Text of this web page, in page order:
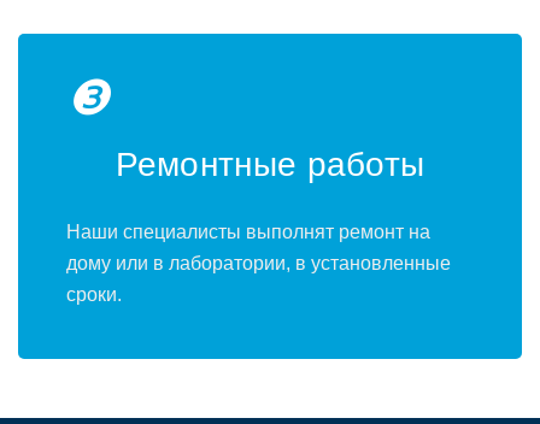
❸
Ремонтные работы
Наши специалисты выполнят ремонт на
дому или в лаборатории, в установленные
сроки.